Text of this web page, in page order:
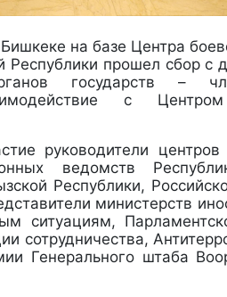
на базе Центра
Республики прошел сбор с
государств –
с Центром
руководители центров
ведомств
Республики,
министерств
ситуациям,
сотрудничества,
Генерального штаба